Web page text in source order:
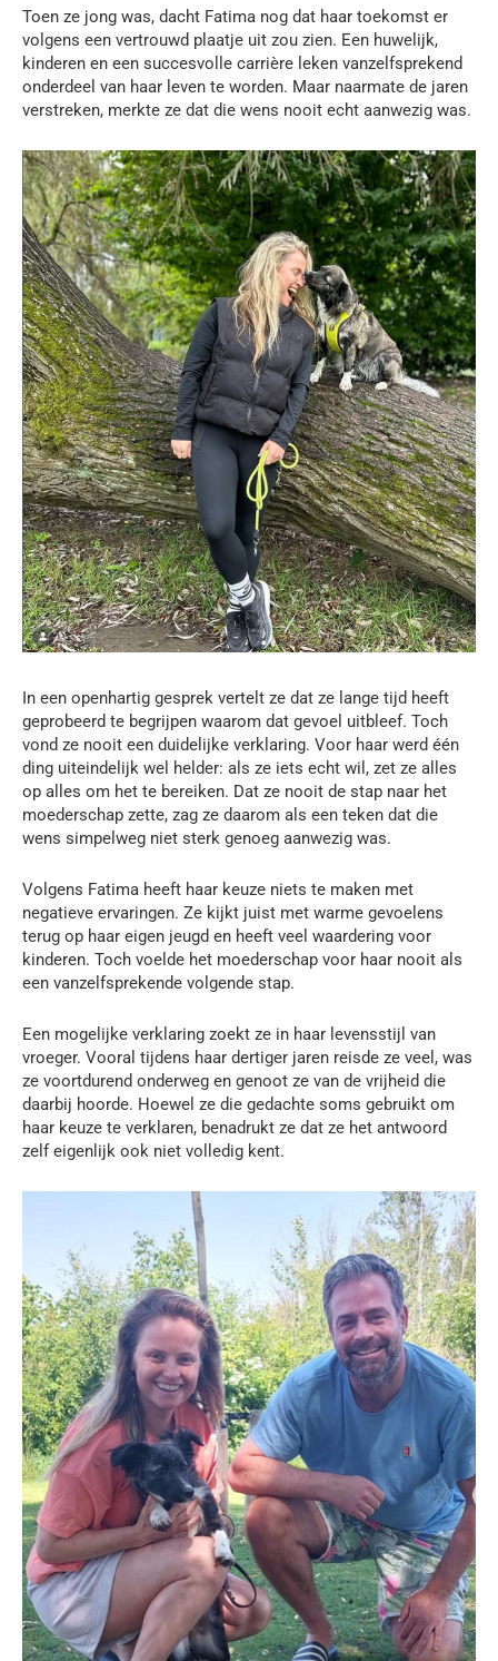
Toen ze jong was, dacht Fatima nog dat haar toekomst er
volgens een vertrouwd plaatje uit zou zien. Een huwelijk,
kinderen en een succesvolle carrière leken vanzelfsprekend
onderdeel van haar leven te worden. Maar naarmate de jaren
verstreken, merkte ze dat die wens nooit echt aanwezig was.
In een openhartig gesprek vertelt ze dat ze lange tijd heeft
geprobeerd te begrijpen waarom dat gevoel uitbleef. Toch
vond ze nooit een duidelijke verklaring. Voor haar werd één
ding uiteindelijk wel helder: als ze iets echt wil, zet ze alles
op alles om het te bereiken. Dat ze nooit de stap naar het
moederschap zette, zag ze daarom als een teken dat die
wens simpelweg niet sterk genoeg aanwezig was.
Volgens Fatima heeft haar keuze niets te maken met
negatieve ervaringen. Ze kijkt juist met warme gevoelens
terug op haar eigen jeugd en heeft veel waardering voor
kinderen. Toch voelde het moederschap voor haar nooit als
een vanzelfsprekende volgende stap.
Een mogelijke verklaring zoekt ze in haar levensstijl van
vroeger. Vooral tijdens haar dertiger jaren reisde ze veel, was
ze voortdurend onderweg en genoot ze van de vrijheid die
daarbij hoorde. Hoewel ze die gedachte soms gebruikt om
haar keuze te verklaren, benadrukt ze dat ze het antwoord
zelf eigenlijk ook niet volledig kent.